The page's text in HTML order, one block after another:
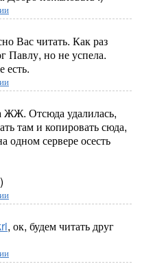
Вас читать. Как раз
Павлу, но не успела.
ЖЖ. Отсюда удалилась,
там и копировать сюда,
сервере осесть
, ок, будем читать друг